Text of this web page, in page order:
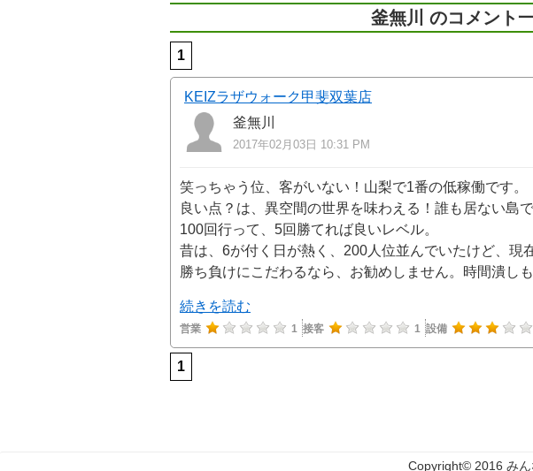
釜無川 のコメント
1
KEIZラザウォーク甲斐双葉店
釜無川
2017年02月03日 10:31 PM
笑っちゃう位、客がいない！山梨で1番の低稼働です。
良い点？は、異空間の世界を味わえる！誰も居ない島で
100回行って、5回勝てれば良いレベル。
昔は、6が付く日が熱く、200人位並んでいたけど、現
勝ち負けにこだわるなら、お勧めしません。時間潰しも
続きを読む
営業 1 接客 1 設備
1
Copyright© 2016 みん